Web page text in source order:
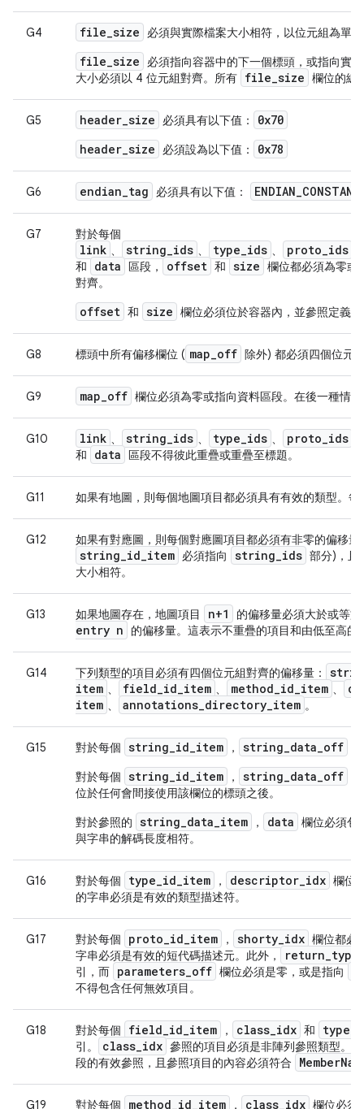
G4 file_size 必須與實際檔案大小相符，以位元組為單
file_size
必須指向容器中的下一個標頭，或指向實
大小必須以 4 位元組對齊。所有 file_size 欄位的總
G5 header_size 必須具有以下值：
0x70
header_size
必須設為以下值： 0x78
G6 endian_tag 必須具有以下值： ENDIAN_CONSTANT
G7 對於每個
link 、 string_ids 、 type_ids 、 proto_ids
和
data 區段， offset 和 size 欄位都必須為零或
對齊。
offset 和 size 欄位必須位於容器內，並參照定義
G8 標頭中所有偏移欄位 ( map_off 除外) 都必須四個位元
G9 map_off 欄位必須為零或指向資料區段。在後一種情
G10 link 、 string_ids 、 type_ids 、 proto_ids
和
data 區段不得彼此重疊或重疊至標題。
G11 如果有地圖，則每個地圖項目都必須具有有效的類型。
G12 如果有對應圖，則每個對應圖項目都必須有非零的偏移
string_id_item 必須指向 string_ids 部分)，且
大小相符。
G13 如果地圖存在，地圖項目 n+1 的偏移量必須大於或等
entry n 的偏移量。這表示不重疊的項目和由低至高的
G14 下列類型的項目必須有四個位元組對齊的偏移量：
item 、 field_id_item 、 method_id_item 、
item 、 annotations_directory_item 。
G15 對於每個 string_id_item ， string_data_off
對於每個 string_id_item ， string_data_off
位於任何會間接使用該欄位的標頭之後。
對於參照的 string_data_item ， data 欄位必須包
與字串的解碼長度相符。
G16 對於每個 type_id_item ， descriptor_idx 欄位
的字串必須是有效的類型描述符。
G17 對於每個 proto_id_item ， shorty_idx 欄位都必
字串必須是有效的短代碼描述元。此外，
return_type
引，而 parameters_off 欄位必須是零，或是指向
不得包含任何無效項目。
G18 對於每個 field_id_item ， class_idx 和 type
引。 class_idx 參照的項目必須是非陣列參照類型。
段的有效參照，且參照項目的內容必須符合
Member
G19 對於每個 method_id_item ， class_idx 欄位必須